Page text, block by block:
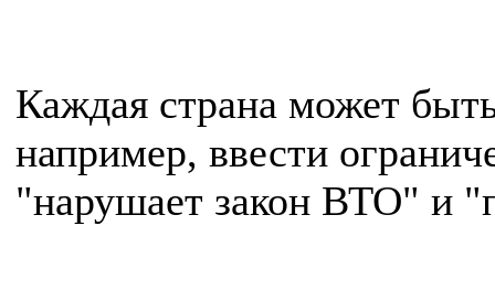
Каждая страна может
например, ввести
"нарушает закон ВТО" и